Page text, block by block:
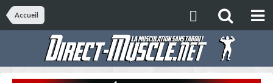
Accueil